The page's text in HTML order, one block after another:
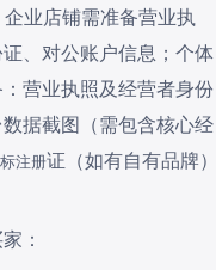
业店铺需准备营业执
、对公账户信息；个体
营业执照及经营者身份
据截图（需包含核心经
注册证（如有自有品牌）
：